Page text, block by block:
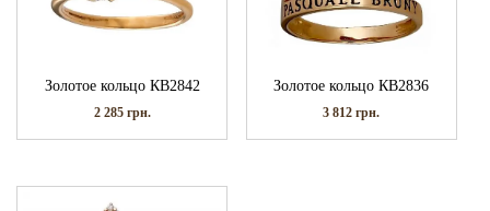
Золотое кольцо КВ2842
2 285 грн.
Золотое кольцо КВ2836
3 812грн.